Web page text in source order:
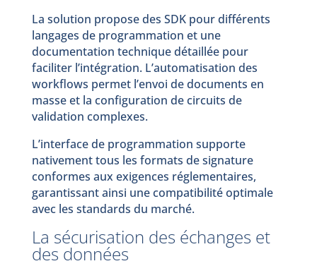
La solution propose des SDK pour différents
langages de programmation et une
documentation technique détaillée pour
faciliter l’intégration. L’automatisation des
workflows permet l’envoi de documents en
masse et la configuration de circuits de
validation complexes.
L’interface de programmation supporte
nativement tous les formats de signature
conformes aux exigences réglementaires,
garantissant ainsi une compatibilité optimale
avec les standards du marché.
La sécurisation des échanges et
des données